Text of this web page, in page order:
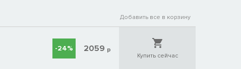
Добавить все в корзину
-24% 2059 р
Купить сейчас